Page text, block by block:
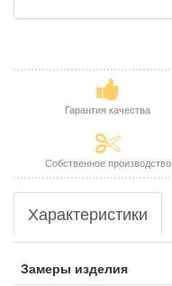
Гарантия качества
Собственное производство
Характеристики
Замеры изделия